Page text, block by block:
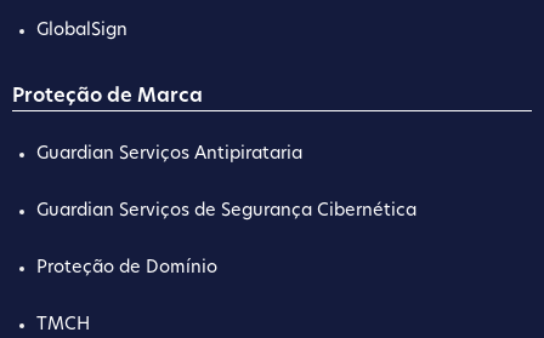
GlobalSign
Proteção de Marca
Guardian Serviços Antipirataria
Guardian Serviços de Segurança Cibernética
Proteção de Domínio
TMCH